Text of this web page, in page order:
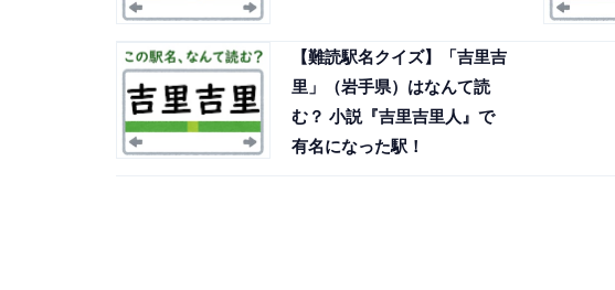
【難読駅名クイズ】「吉里吉
里」（岩手県）はなんて読
む？ 小説『吉里吉里人』で
有名になった駅！